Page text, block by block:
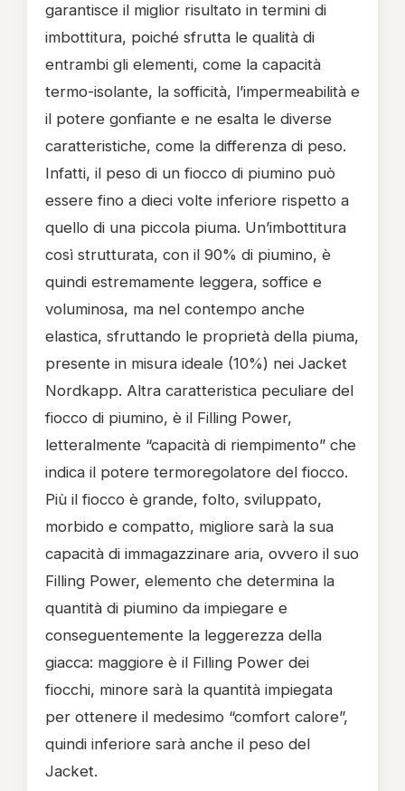
garantisce il miglior risultato in termini di
imbottitura, poiché sfrutta le qualità di
entrambi gli elementi, come la capacità
termo-isolante, la sofficità, l’impermeabilità e
il potere gonfiante e ne esalta le diverse
caratteristiche, come la differenza di peso.
Infatti, il peso di un fiocco di piumino può
essere fino a dieci volte inferiore rispetto a
quello di una piccola piuma. Un’imbottitura
così strutturata, con il 90% di piumino, è
quindi estremamente leggera, soffice e
voluminosa, ma nel contempo anche
elastica, sfruttando le proprietà della piuma,
presente in misura ideale (10%) nei Jacket
Nordkapp. Altra caratteristica peculiare del
fiocco di piumino, è il Filling Power,
letteralmente “capacità di riempimento” che
indica il potere termoregolatore del fiocco.
Più il fiocco è grande, folto, sviluppato,
morbido e compatto, migliore sarà la sua
capacità di immagazzinare aria, ovvero il suo
Filling Power, elemento che determina la
quantità di piumino da impiegare e
conseguentemente la leggerezza della
giacca: maggiore è il Filling Power dei
fiocchi, minore sarà la quantità impiegata
per ottenere il medesimo “comfort calore”,
quindi inferiore sarà anche il peso del
Jacket.